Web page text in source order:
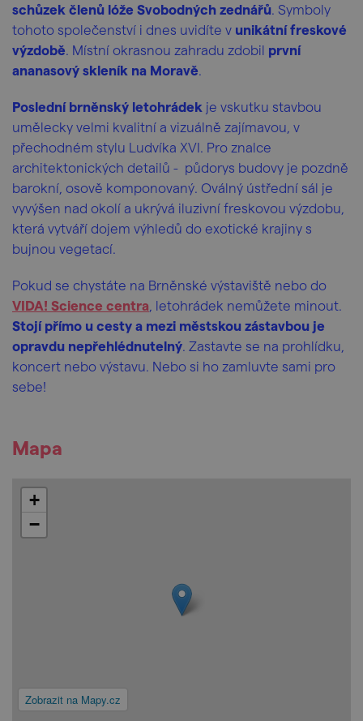
schůzek členů lóže Svobodných zednářů. Symboly
tohoto společenství i dnes uvidíte v unikátní freskové
výzdobě. Místní okrasnou zahradu zdobil první
ananasový skleník na Moravě.
Poslední brněnský letohrádek je vskutku stavbou
umělecky velmi kvalitní a vizuálně zajímavou, v
přechodném stylu Ludvíka XVI. Pro znalce
architektonických detailů - půdorys budovy je pozdně
barokní, osově komponovaný. Oválný ústřední sál je
vyvýšen nad okolí a ukrývá iluzivní freskovou výzdobu,
která vytváří dojem výhledů do exotické krajiny s
bujnou vegetací.
Pokud se chystáte na Brněnské výstaviště nebo do
VIDA! Science centra , letohrádek nemůžete minout.
Stojí přímo u cesty a mezi městskou zástavbou je
opravdu nepřehlédnutelný. Zastavte se na prohlídku,
koncert nebo výstavu. Nebo si ho zamluvte sami pro
sebe!
Mapa
Zobrazit na Mapy.cz
+
−